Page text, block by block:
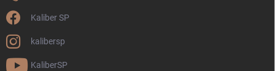
Kaliber SP
kalibersp
KaliberSP